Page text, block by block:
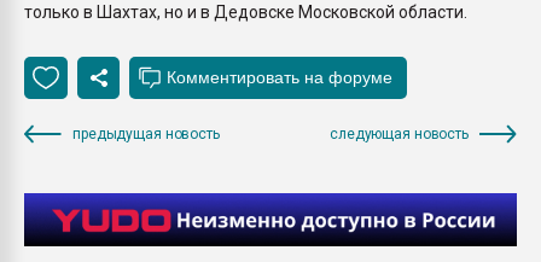
только в Шахтах, но и в Дедовске Московской области.
предыдущая новость следующая новость